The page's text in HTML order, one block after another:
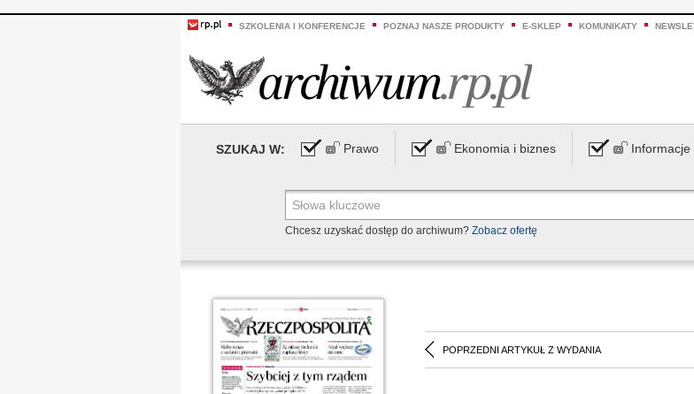
SZKOLENIA I KONFERENCJE POZNAJ NASZE PRODUKTY E-SKLEP KOMUNIKATY
SZUKAJ W: Prawo Ekonomia i biznes Informacje
Chcesz uzyskać dostęp do archiwum? Zobacz ofertę
POPRZEDNI ARTYKUŁ Z WYDANIA